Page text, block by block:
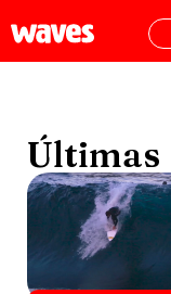
Últimas